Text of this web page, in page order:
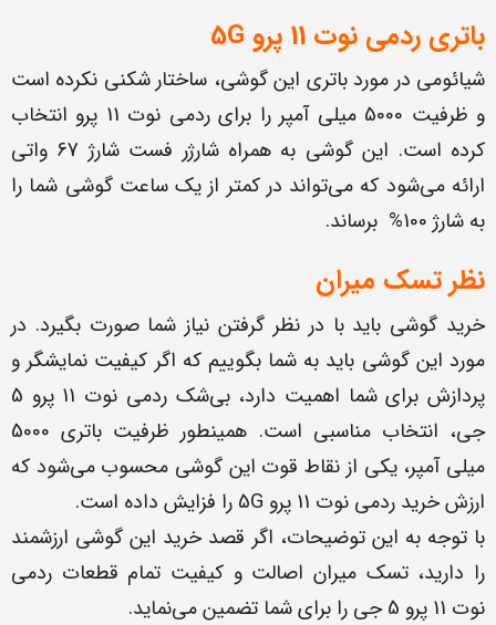
باتری ردمی نوت 11 پرو 5G
شیائومی در مورد باتری این گوشی، ساختار شکنی نکرده است
و ظرفیت 5000 میلی آمپر را برای ردمی نوت 11 پرو انتخاب
کرده است. این گوشی به همراه شارژر فست شارژ 67 واتی
ارائه می‌شود که می‌تواند در کمتر از یک ساعت گوشی شما را
به شارژ 100% برساند.
نظر تسک میران
خرید گوشی باید با در نظر گرفتن نیاز شما صورت بگیرد. در
مورد این گوشی باید به شما بگوییم که اگر کیفیت نمایشگر و
پردازش برای شما اهمیت دارد، بی‌شک ردمی نوت 11 پرو 5
جی، انتخاب مناسبی است. همینطور ظرفیت باتری 5000
میلی آمپر، یکی از نقاط قوت این گوشی محسوب می‌شود که
ارزش خرید ردمی نوت 11 پرو 5G را فزایش داده است.
با توجه به این توضیحات، اگر قصد خرید این گوشی ارزشمند
را دارید، تسک میران اصالت و کیفیت تمام قطعات ردمی
نوت 11 پرو 5 جی را برای شما تضمین می‌نماید.